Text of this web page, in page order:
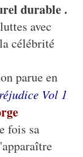
durable .
avec
célébrité
parue en
Vol 1
fois sa